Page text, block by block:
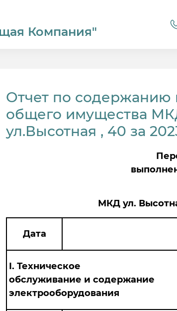
Компания"
Отчет по
общего имущества
ул.Высотная , 40 за
МКД ул.
Дата
I. Техническое
обслуживание и содержание
электрооборудования